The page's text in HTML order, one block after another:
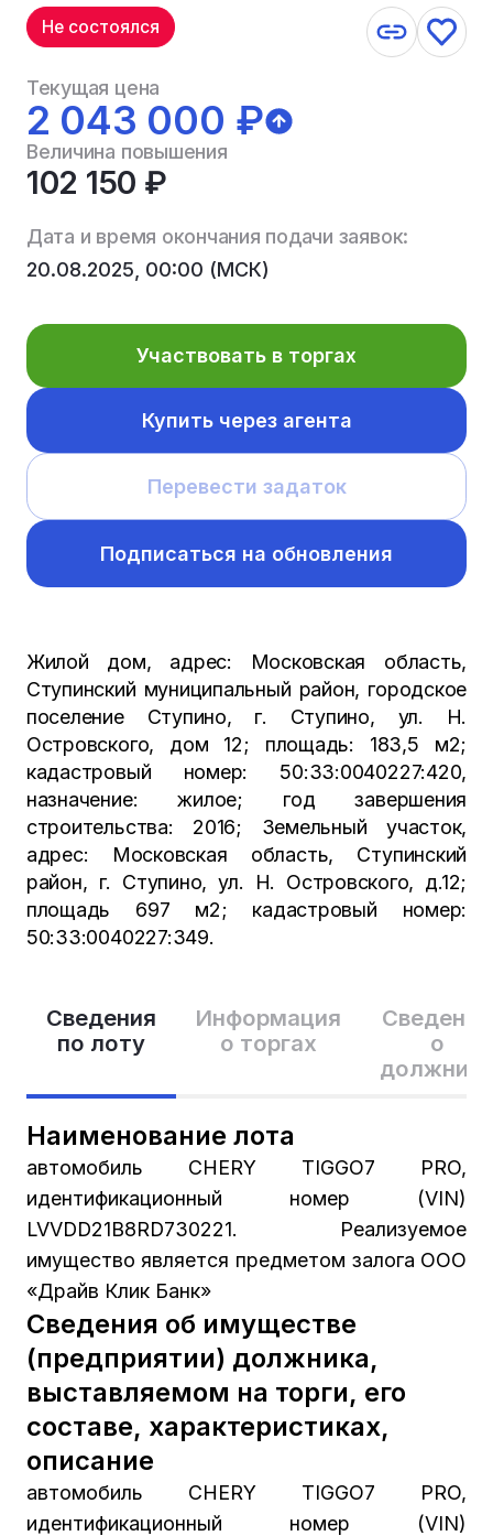
Сведения
по лоту
Информация
о торгах
Сведения
о
Наименование лота
автомобиль CHERY TIGGO7 PRO,
идентификационный номер (VIN)
LVVDD21B8RD730221. Реализуемое
имущество является предметом залога ООО
«Драйв Клик Банк»
Сведения об имуществе
(предприятии) должника,
выставляемом на торги, его
составе, характеристиках,
описание
автомобиль CHERY TIGGO7 PRO,
идентификационный номер (VIN)
Не состоялся
Текущая цена
2 043 000 ₽
Величина повышения
102 150 ₽
Дата и время окончания подачи заявок:
20.08.2025, 00:00 (МСК)
Участвовать в торгах
Купить через агента
Перевести задаток
Подписаться на обновления
Жилой дом, адрес: Московская область,
Ступинский муниципальный район, городское
поселение Ступино, г. Ступино, ул. Н.
Островского, дом 12; площадь: 183,5 м2;
кадастровый номер: 50:33:0040227:420,
назначение: жилое; год завершения
строительства: 2016; Земельный участок,
адрес: Московская область, Ступинский
район, г. Ступино, ул. Н. Островского, д.12;
площадь 697 м2; кадастровый номер:
50:33:0040227:349.